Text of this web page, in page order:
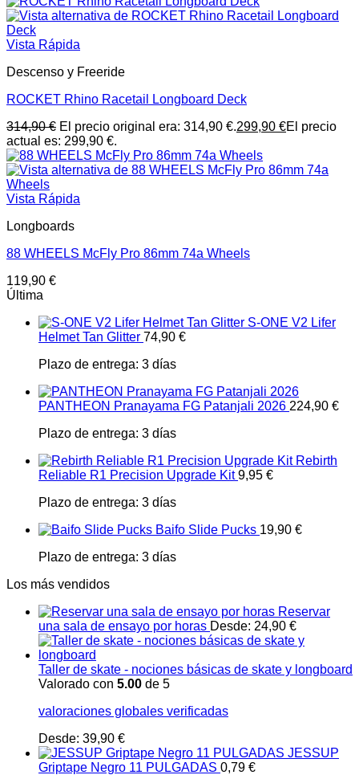
Vista Rápida
Descenso y Freeride
ROCKET Rhino Racetail Longboard Deck
314,90€ El precio original era: 314,90 €.299,90 €El precio
actual es: 299,90 €.
Vista Rápida
Longboards
88 WHEELS McFly Pro 86mm 74a Wheels
119,90 €
Última
S-ONE V2 Lifer
Helmet Tan Glitter 74,90 €
Plazo de entrega: 3 días
PANTHEON Pranayama FG Patanjali 2026 224,90 €
Plazo de entrega: 3 días
Rebirth
Reliable R1 Precision Upgrade Kit 9,95 €
Plazo de entrega: 3 días
Baifo Slide Pucks 19,90 €
Plazo de entrega: 3 días
Los más vendidos
Reservar
una sala de ensayo por horas Desde: 24,90 €
Taller de skate - nociones básicas de skate y longboard
Valorado con 5.00 de 5
valoraciones globales verificadas
Desde: 39,90 €
JESSUP
Griptape Negro 11 PULGADAS 0,79 €